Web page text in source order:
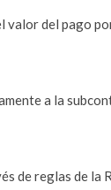
del pago
a la
de reglas de la